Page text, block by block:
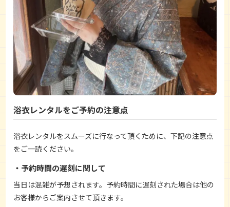
浴衣レンタルをご予約の注意点
浴衣レンタルをスムーズに行なって頂くために、下記の注意点
をご一読ください。
予約時間の遅刻に関して
当日は混雑が予想されます。予約時間に遅刻された場合は他の
お客様からご案内させて頂きます。